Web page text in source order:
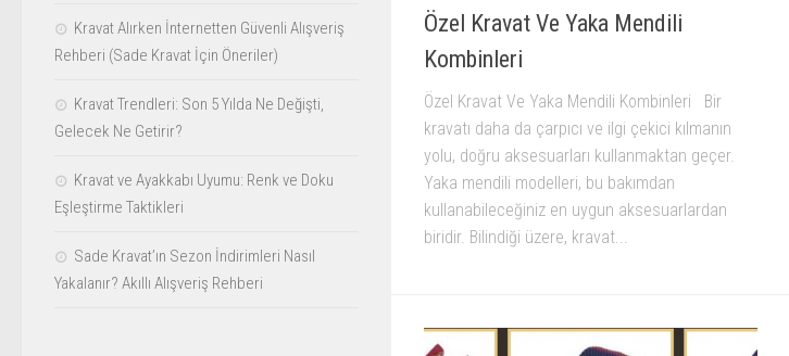
Özel Kravat Ve Yaka Mendili
Kombinleri
Özel Kravat Ve Yaka Mendili Kombinleri Bir
kravatı daha da çarpıcı ve ilgi çekici kılmanın
yolu, doğru aksesuarları kullanmaktan geçer.
Yaka mendili modelleri, bu bakımdan
kullanabileceğiniz en uygun aksesuarlardan
biridir. Bilindiği üzere, kravat...
Kravat Alırken İnternetten Güvenli Alışveriş
Rehberi (Sade Kravat İçin Öneriler)
Kravat Trendleri: Son 5 Yılda Ne Değişti,
Gelecek Ne Getirir?
Kravat ve Ayakkabı Uyumu: Renk ve Doku
Eşleştirme Taktikleri
Sade Kravat’ın Sezon İndirimleri Nasıl
Yakalanır? Akıllı Alışveriş Rehberi